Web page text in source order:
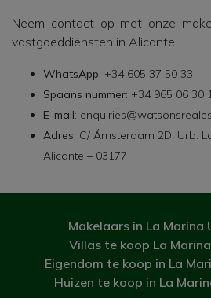
Neem contact op met onze
vastgoeddiensten in Alicante:
WhatsApp: +34 605 37 50 33
Spaans nummer: +34 965 06 30
E-mail:
Adres: C/ Ámsterdam 2D, Urb.
Alicante – 03177
Makelaars in La Marina
Villas te koop La
Eigendom te koop in La
Huizen te koop in La